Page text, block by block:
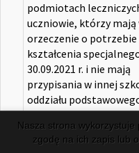
podmiotach
uczniowie, którzy mają
orzeczenie o potrzebie
kształcenia
30.09.2021 r. i nie mają
przypisania w innej
oddziału
30.09.2021 r.- (P 72)
Dodatkowa kwota
Nasza strona
zgodę na ich zapis lub